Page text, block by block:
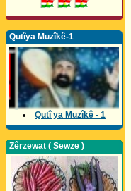
Qutîya Muzîkê-1
Qutî ya Muzîkê - 1
Zêrzewat ( Sewze )